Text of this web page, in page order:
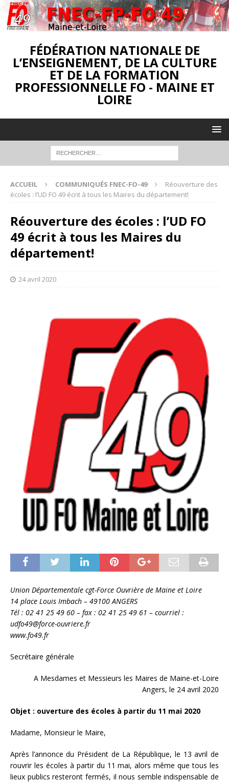
FÉDÉRATION NATIONALE DE
L’ENSEIGNEMENT, DE LA CULTURE
ET DE LA FORMATION
PROFESSIONNELLE FO - MAINE ET
LOIRE
ACCUEIL COMMUNIQUÉS FNEC-FO-49
Réouverture des
écoles : l’UD FO 49 écrit à tous les Maires du département!
Réouverture des écoles : l’UD FO
49 écrit à tous les Maires du
département!
24 avril 2020
Union Départementale cgt-Force Ouvrière de Maine et Loire
14 place Louis Imbach – 49100 ANGERS
Tél : 02 41 25 49 60 – fax : 02 41 25 49 61 – courriel :
udfo49@force-ouvriere.fr
www.fo49.fr
Secrétaire générale
A Mesdames et Messieurs les Maires de Maine-et-Loire
Angers, le 24 avril 2020
Objet : ouverture des écoles à partir du 11 mai 2020
Madame, Monsieur le Maire,
Après l’annonce du Président de La République, le 13 avril de
rouvrir les écoles à partir du 11 mai, alors même que tous les
lieux publics resteront fermés, il nous semble indispensable de